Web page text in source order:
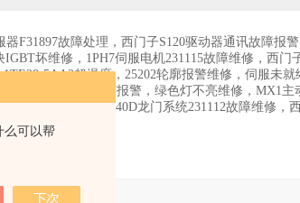
么可以帮
器F31897故障处理，西门子S120驱动器通讯故障报
坏维修，1PH7伺服电机231115故障维修，西门
5AA3超温度，25202轮廓报警维修，伺服未
，黄灯不亮，红灯报警，绿色灯不亮维修，MX1主
故障维修，西门子840D龙门系统231112故障维修，
故障报警维修